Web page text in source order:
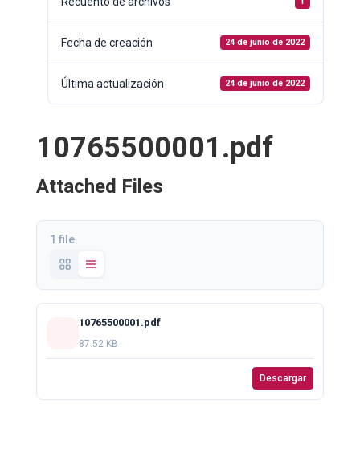
Fecha de creación 24 de junio de 2022
Última actualización 24 de junio de 2022
10765500001.pdf
Attached Files
1 file
10765500001.pdf
87.52 KB
Descargar